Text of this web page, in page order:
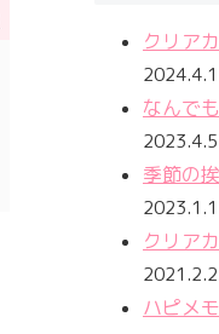
クリア
なんで
季節の
クリア
ハピメ